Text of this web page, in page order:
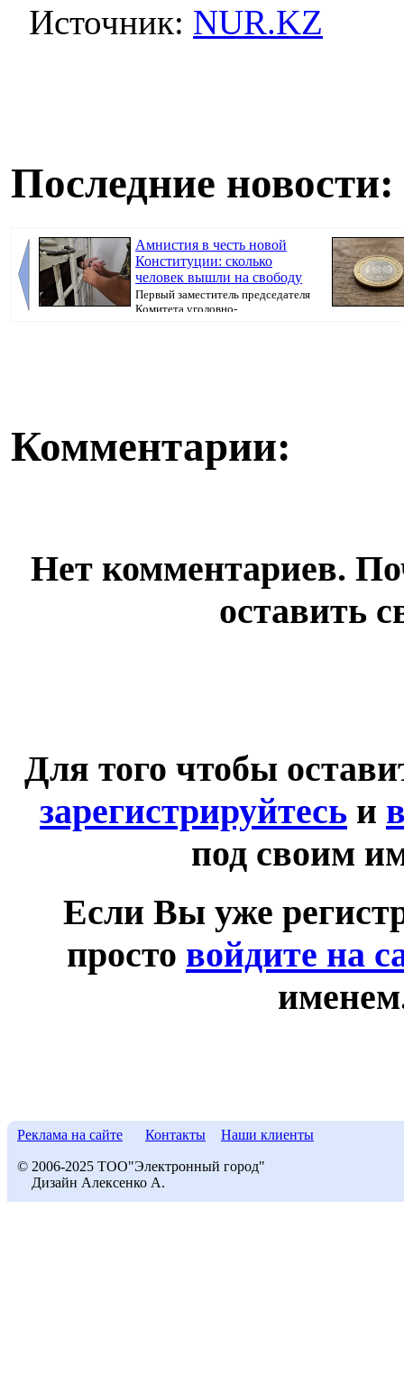
Источник: NUR.KZ
Последние новости:
Амнистия в честь новой
Конституции: сколько
человек вышли на свободу
Первый заместитель председателя
Комитета уголовно-
Комментарии:
Нет комментариев.
оставить
Для того чтобы
зарегистрируйтесь и
под своим
Если Вы уже
просто войдите на
Реклама на сайте Контакты Наши клиенты
© 2006-2025 ТОО"Электронный город"
Дизайн Алексенко А.